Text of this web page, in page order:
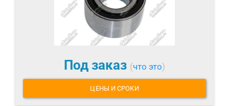
Под заказ (что это)
ЦЕНЫ И СРОКИ